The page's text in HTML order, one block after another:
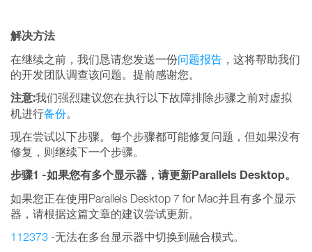
解决方法
在继续之前，我们恳请您发送一份问题报告 ，这将帮助我们
的开发团队调查该问题。提前感谢您。
注意:我们强烈建议您在执行以下故障排除步骤之前对虚拟
机进行备份。
现在尝试以下步骤。每个步骤都可能修复问题，但如果没有
修复，则继续下一个步骤。
步骤1 -如果您有多个显示器， 请更新Parallels Desktop。
如果您正在使用Parallels Desktop 7 for Mac并且有多个显示
器，请根据这篇文章的建议尝试更新。
112373 -无法在多台显示器中切换到融合模式。